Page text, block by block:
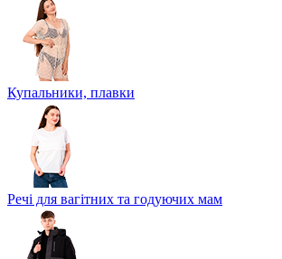
Купальники, плавки
Речі для вагітних та годуючих мам